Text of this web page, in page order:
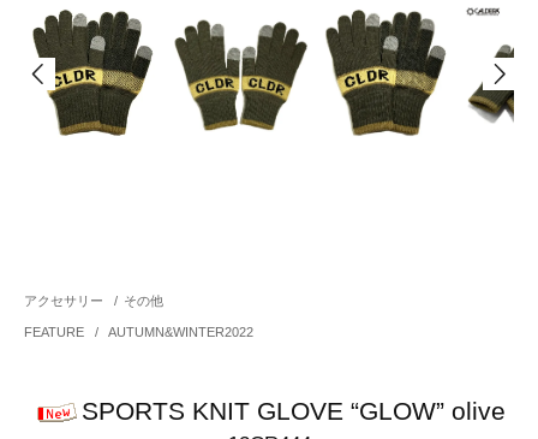
アクセサリー / その他
FEATURE / AUTUMN&WINTER2022
SPORTS KNIT GLOVE “GLOW” olive